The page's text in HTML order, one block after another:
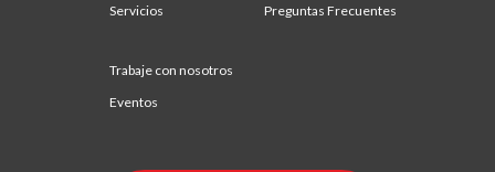
Servicios
Preguntas Frecuentes
Trabaje con nosotros
Eventos